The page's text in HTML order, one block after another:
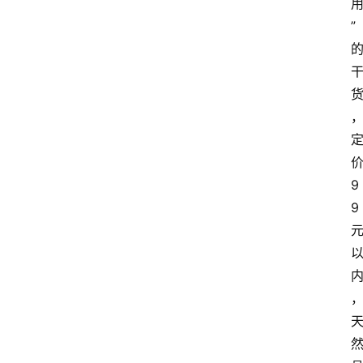
用
”
的
干
货
，
定
价
9
9
元
以
内
，
天
然